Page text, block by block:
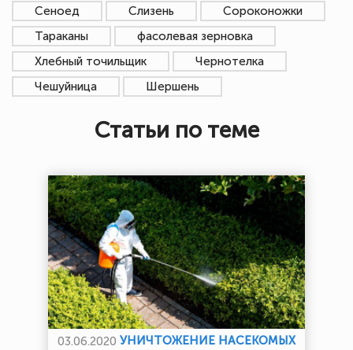
Сеноед
Слизень
Сороконожки
Тараканы
фасолевая зерновка
Хлебный точильщик
Чернотелка
Чешуйница
Шершень
Статьи по теме
03.06.2020 УНИЧТОЖЕНИЕ НАСЕКОМЫХ